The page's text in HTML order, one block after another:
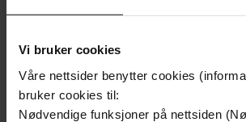
Vi bruker cookies
Våre nettsider benytter cookies
bruker cookies til:
Nødvendige funksjoner på nettsiden
Andre har også kjøpt